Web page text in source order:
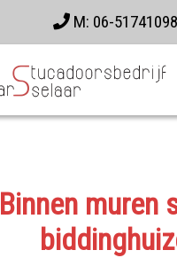
M: 06-51741098
Binnen muren